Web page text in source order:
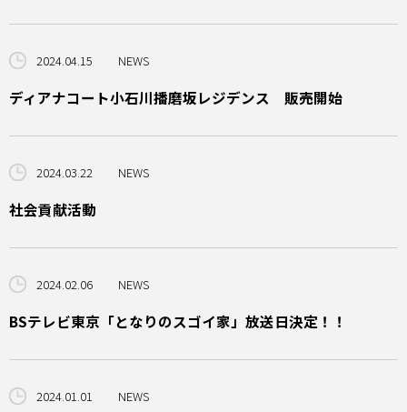
2024.04.15 NEWS
ディアナコート小石川播磨坂レジデンス 販売開始
2024.03.22 NEWS
社会貢献活動
2024.02.06 NEWS
BSテレビ東京「となりのスゴイ家」放送日決定！！
2024.01.01 NEWS